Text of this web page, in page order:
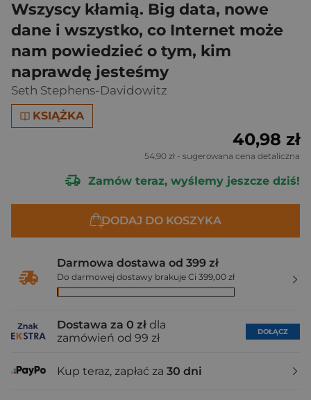
Wszyscy kłamią. Big data, nowe
dane i wszystko, co Internet może
nam powiedzieć o tym, kim
naprawdę jesteśmy
Seth Stephens-Davidowitz
KSIĄŻKA
40,98 zł
54,90 zł - sugerowana cena detaliczna
Zamów teraz, wyślemy jeszcze dziś!
DODAJ DO KOSZYKA
Darmowa dostawa od 399 zł
Do darmowej dostawy brakuje Ci 399,00 zł
Dostawa za 0 zł dla
zamówień od 99 zł
DOŁĄCZ
Kup teraz, zapłać za 30 dni